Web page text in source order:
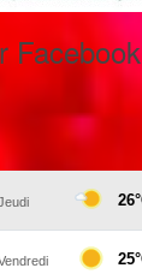
Facebook